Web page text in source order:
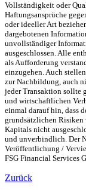
Vollständigkeit oder
Haftungsansprüche
oder ideeller Art
dargebotenen
unvollständiger
ausgeschlossen. Alle
als Aufforderung
einzugehen. Auch
zur Nachbildung, auch
jeder Transaktion sollte
und wirtschaftlichen
einmal darauf hin, dass
grundsätzlichen Risiken
Kapitals nicht
und unverbindlich. Der
Veröffentlichung /
FSG Financial Services
Zurück